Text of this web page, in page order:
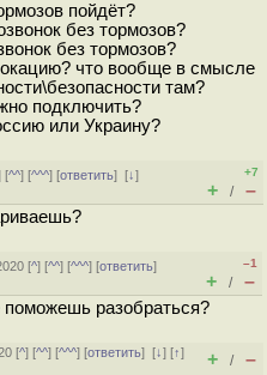
пойдёт?
без тормозов?
без тормозов?
что вообще в смысле
там?
подключить?
или Украину?
[^^] [^^^] [ответить][↓]
+7
+ / –
[^] [^^] [^^^] [ответить]
–1
+ / –
разобраться?
[^] [^^] [^^^] [ответить][↓] [↑]
+ / –